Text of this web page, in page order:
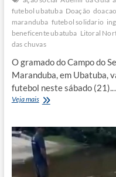
futebol ubatuba Doação
maranduba futebol solidario
beneficente ubatuba Litoral
das chuvas
O gramado do Campo do
Maranduba, em Ubatuba,
futebol neste sábado
Veja maisCraques
entram
em
campo
para
ajudar